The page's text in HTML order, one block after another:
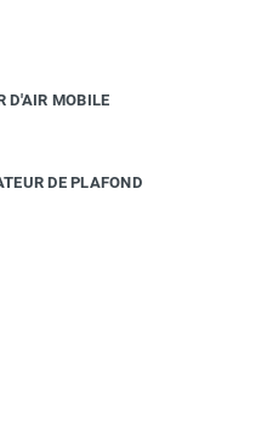
D'AIR MOBILE
DE PLAFOND